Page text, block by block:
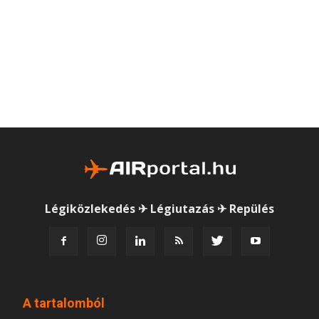
Légiközlekedés ✈ Légiutazás ✈ Repülés
A tartalomból